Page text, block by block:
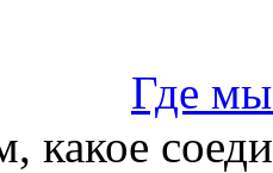
Где
какое